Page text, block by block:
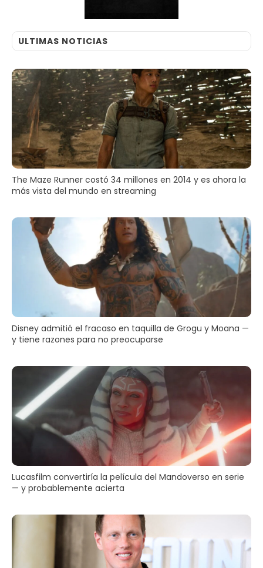
ULTIMAS NOTICIAS
The Maze Runner costó 34 millones en 2014 y es ahora la
más vista del mundo en streaming
Disney admitió el fracaso en taquilla de Grogu y Moana —
y tiene razones para no preocuparse
Lucasfilm convertiría la película del Mandoverso en serie
— y probablemente acierta